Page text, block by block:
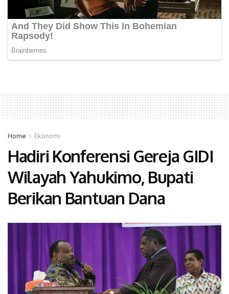
Home Ekonomi
Hadiri Konferensi Gereja GIDI
Wilayah Yahukimo, Bupati
Berikan Bantuan Dana